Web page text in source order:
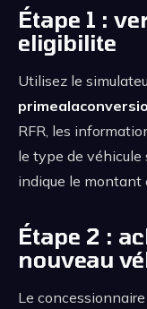
Étape 1 :
eligibilite
Utilisez le
RFR, les
le type de véhicule
indique le montant
Étape 2 :
nouveau
Le